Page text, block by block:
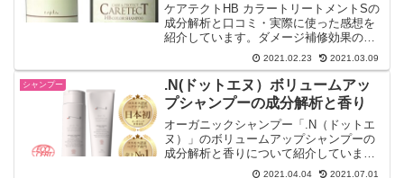
ケアテクトHB カラートリートメントSの
成分解析と口コミ・実際に使った感想を
紹介しています。ダメージ補修効果の高
い良質なノンシリコントリートメントで
2021.02.23 2021.03.09
シャンプー
.N(ドットエヌ）ボリュームアッ
プシャンプーの成分解析と香り
オーガニックシャンプー「.N（ドットエ
ヌ）」のボリュームアップシャンプーの
成分解析と香りについて紹介していま
す。世界基準の正真正銘のオーガニック
2021.04.04 2021.07.01